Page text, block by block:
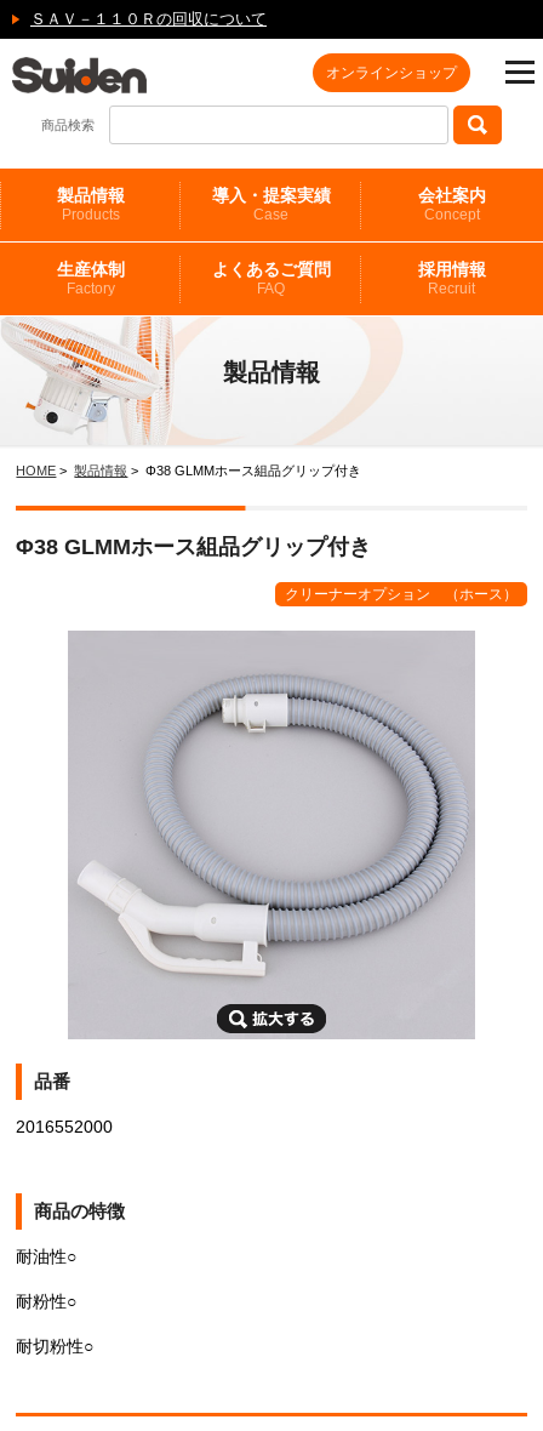
ＳＡＶ－１１０Ｒの回収について
オンラインショップ
商品検索
製品情報
Products
導入・提案実績
Case
会社案内
Concept
生産体制
Factory
よくあるご質問
FAQ
採用情報
Recruit
製品情報
HOME >製品情報 > Φ38 GLMMホース組品グリップ付き
Φ38 GLMMホース組品グリップ付き
クリーナーオプション （ホース）
品番
2016552000
商品の特徴
耐油性○
耐粉性○
耐切粉性○